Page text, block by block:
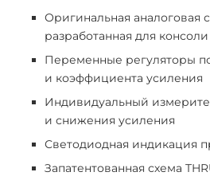
Оригинальная аналоговая
разработанная для
Переменные регуляторы
и коэффициента усиления
Индивидуальный
и снижения усиления
Светодиодная индикация
Запатентованная схема